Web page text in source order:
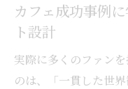
カフェ成功事例
ト設計
実際に多くのファン
のは、「一貫した世